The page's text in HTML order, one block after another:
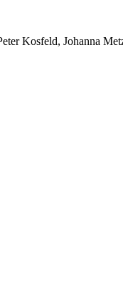
Kosfeld, Johanna